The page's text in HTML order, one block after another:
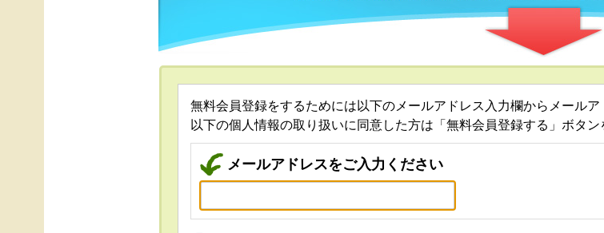
無料会員登録をするためには以下のメールアドレス入力欄からメールア
以下の個人情報の取り扱いに同意した方は「無料会員登録する」ボタン
メールアドレスをご入力ください